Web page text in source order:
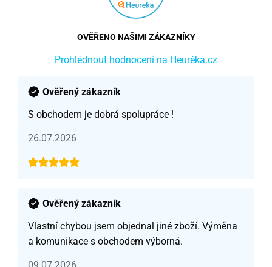
OVĚŘENO NAŠIMI ZÁKAZNÍKY
Prohlédnout hodnocení na Heuréka.cz
Ověřený zákazník
S obchodem je dobrá spolupráce !
26.07.2026
Ověřený zákazník
Vlastní chybou jsem objednal jiné zboží. Výměna
a komunikace s obchodem výborná.